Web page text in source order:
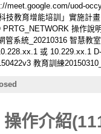
meet.google.com/uod-
技教育增能培訓」實施計
操作
系統_20210316 智慧教
或 10.229.xx.1
教育訓練
作介紹